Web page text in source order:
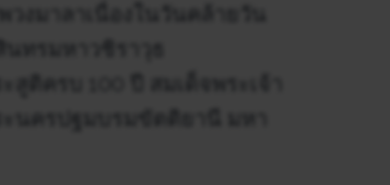
งมาลาเนื่องในวันคล้ายวัน
ทรมหาวชิราวุธ
ติครบ 100 ปี สมเด็จพระเจ้า
นครปฐมบรมขัตติยานี มหา